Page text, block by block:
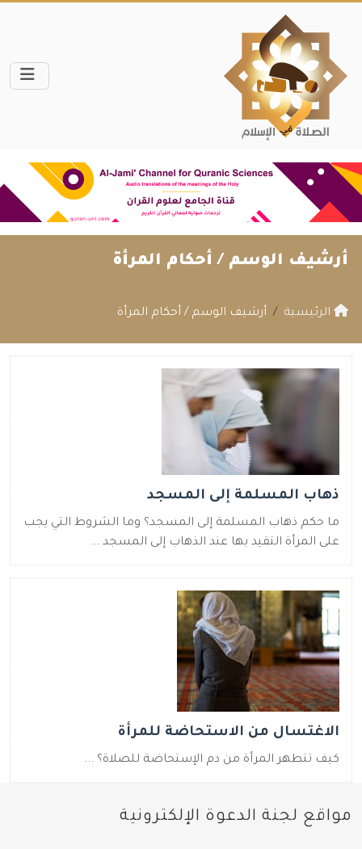
أرشيف الوسم / أحكام المرأة
الرئيسية أرشيف الوسم / أحكام المرأة
ذهاب المسلمة إلى المسجد
ما حكم ذهاب المسلمة إلى المسجد؟ وما الشروط التي يجب
على المرأة التقيد بها عند الذهاب إلى المسجد ...
الاغتسال من الاستحاضة للمرأة
كيف تتطهر المرأة من دم الإستحاضة للصلاة؟ ...
مواقع لجنة الدعوة الإلكترونية